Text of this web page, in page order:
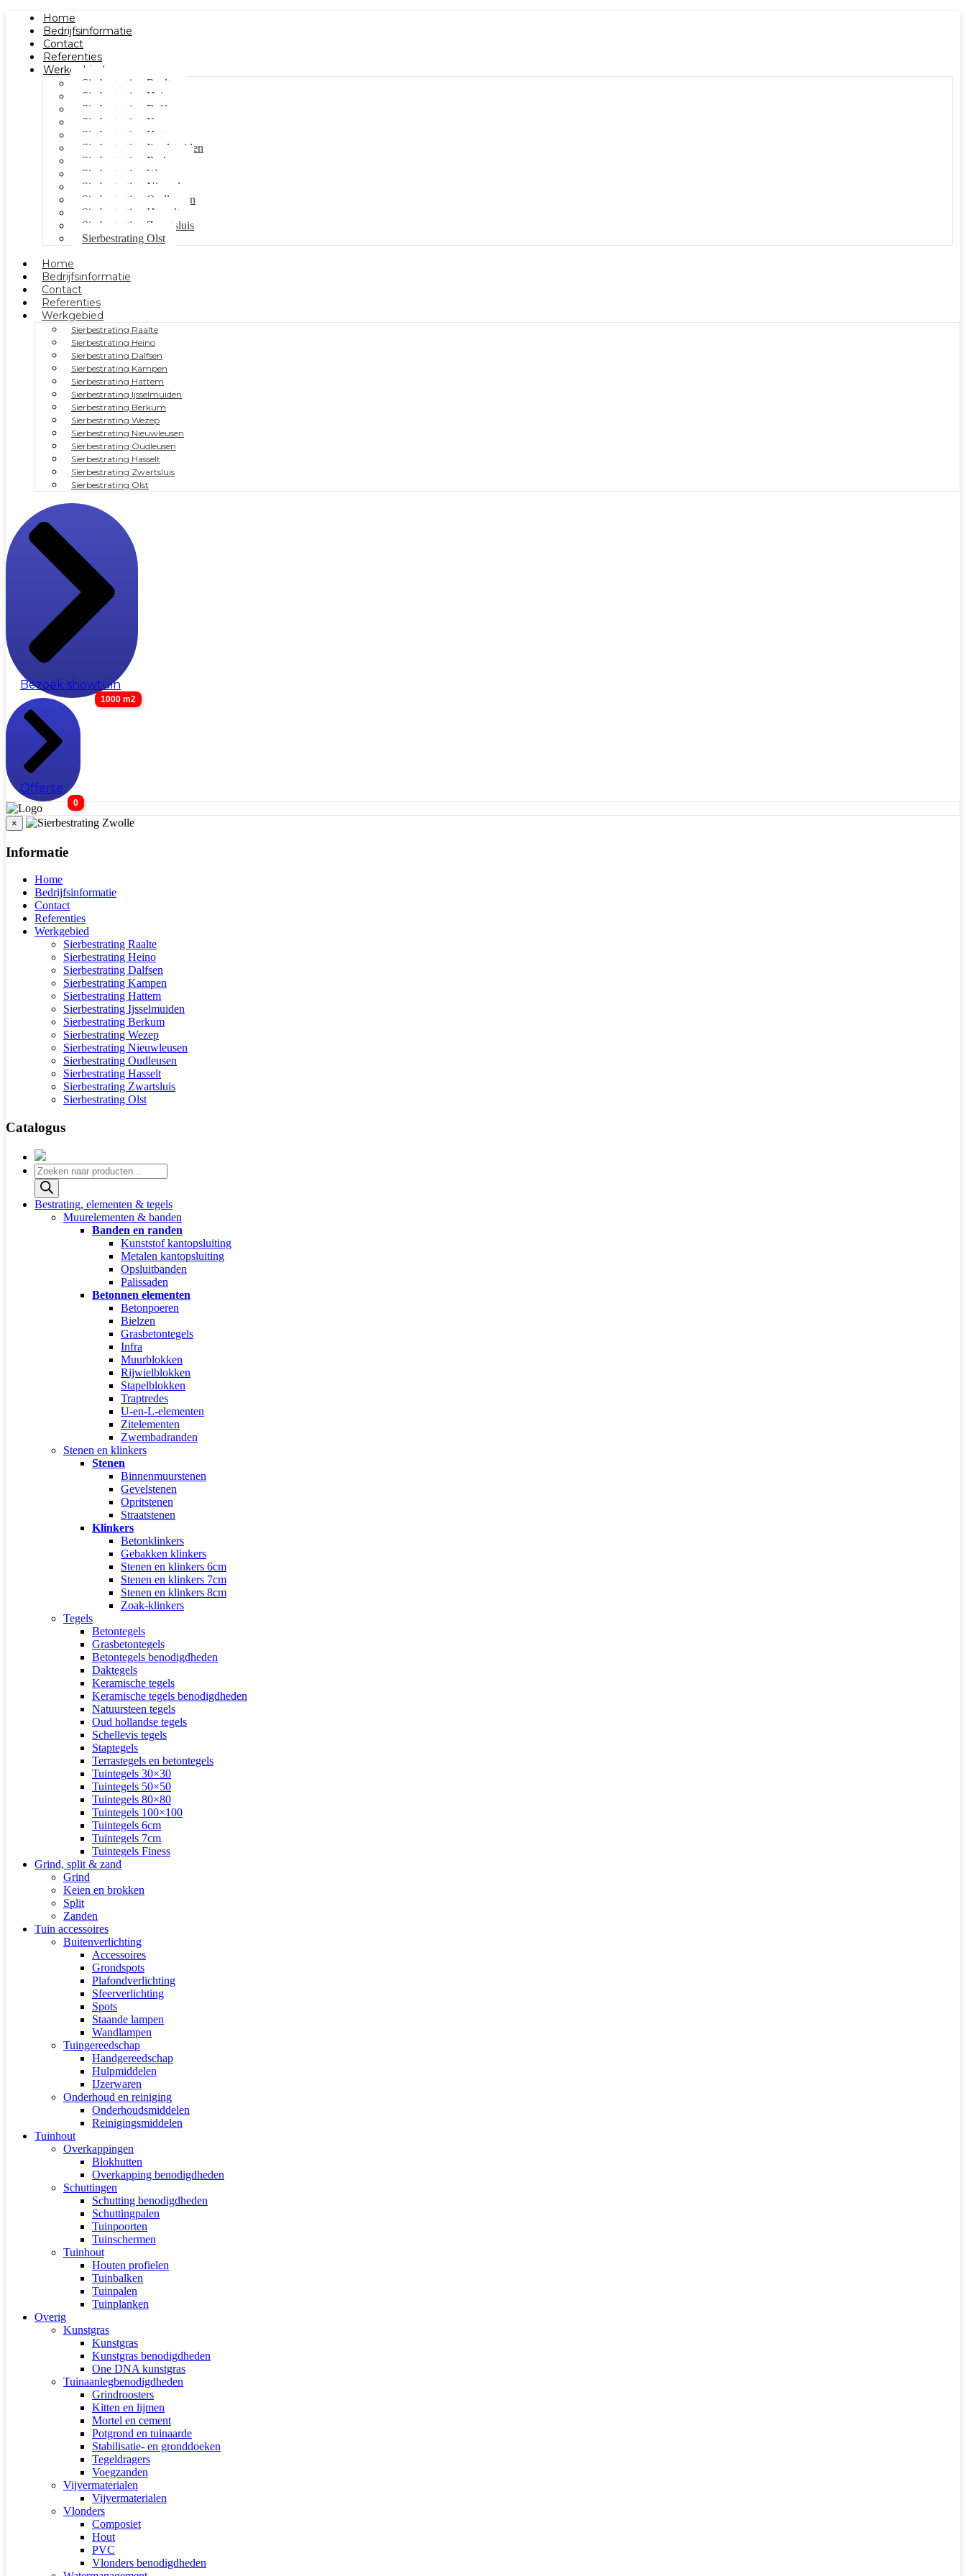
Home
Bedrijfsinformatie
Contact
Referenties
Werkgebied
Sierbestrating Raalte
Sierbestrating Heino
Sierbestrating Dalfsen
Sierbestrating Kampen
Sierbestrating Hattem
Sierbestrating Ijsselmuiden
Sierbestrating Berkum
Sierbestrating Wezep
Sierbestrating Nieuwleusen
Sierbestrating Oudleusen
Sierbestrating Hasselt
Sierbestrating Zwartsluis
Sierbestrating Olst
Home
Bedrijfsinformatie
Contact
Referenties
Werkgebied
Sierbestrating Raalte
Sierbestrating Heino
Sierbestrating Dalfsen
Sierbestrating Kampen
Sierbestrating Hattem
Sierbestrating Ijsselmuiden
Sierbestrating Berkum
Sierbestrating Wezep
Sierbestrating Nieuwleusen
Sierbestrating Oudleusen
Sierbestrating Hasselt
Sierbestrating Zwartsluis
Sierbestrating Olst
Bezoek showtuin
1000 m2
Offerte
0
×
Informatie
Home
Bedrijfsinformatie
Contact
Referenties
Werkgebied
Sierbestrating Raalte
Sierbestrating Heino
Sierbestrating Dalfsen
Sierbestrating Kampen
Sierbestrating Hattem
Sierbestrating Ijsselmuiden
Sierbestrating Berkum
Sierbestrating Wezep
Sierbestrating Nieuwleusen
Sierbestrating Oudleusen
Sierbestrating Hasselt
Sierbestrating Zwartsluis
Sierbestrating Olst
Catalogus
Producten
zoeken
Bestrating, elementen & tegels
Muurelementen & banden
Banden en randen
Kunststof kantopsluiting
Metalen kantopsluiting
Opsluitbanden
Palissaden
Betonnen elementen
Betonpoeren
Bielzen
Grasbetontegels
Infra
Muurblokken
Rijwielblokken
Stapelblokken
Traptredes
U-en-L-elementen
Zitelementen
Zwembadranden
Stenen en klinkers
Stenen
Binnenmuurstenen
Gevelstenen
Opritstenen
Straatstenen
Klinkers
Betonklinkers
Gebakken klinkers
Stenen en klinkers 6cm
Stenen en klinkers 7cm
Stenen en klinkers 8cm
Zoak-klinkers
Tegels
Betontegels
Grasbetontegels
Betontegels benodigdheden
Daktegels
Keramische tegels
Keramische tegels benodigdheden
Natuursteen tegels
Oud hollandse tegels
Schellevis tegels
Staptegels
Terrastegels en betontegels
Tuintegels 30×30
Tuintegels 50×50
Tuintegels 80×80
Tuintegels 100×100
Tuintegels 6cm
Tuintegels 7cm
Tuintegels Finess
Grind, split & zand
Grind
Keien en brokken
Split
Zanden
Tuin accessoires
Buitenverlichting
Accessoires
Grondspots
Plafondverlichting
Sfeerverlichting
Spots
Staande lampen
Wandlampen
Tuingereedschap
Handgereedschap
Hulpmiddelen
IJzerwaren
Onderhoud en reiniging
Onderhoudsmiddelen
Reinigingsmiddelen
Tuinhout
Overkappingen
Blokhutten
Overkapping benodigdheden
Schuttingen
Schutting benodigdheden
Schuttingpalen
Tuinpoorten
Tuinschermen
Tuinhout
Houten profielen
Tuinbalken
Tuinpalen
Tuinplanken
Overig
Kunstgras
Kunstgras
Kunstgras benodigdheden
One DNA kunstgras
Tuinaanlegbenodigdheden
Grindroosters
Kitten en lijmen
Mortel en cement
Potgrond en tuinaarde
Stabilisatie- en gronddoeken
Tegeldragers
Voegzanden
Vijvermaterialen
Vijvermaterialen
Vlonders
Composiet
Hout
PVC
Vlonders benodigdheden